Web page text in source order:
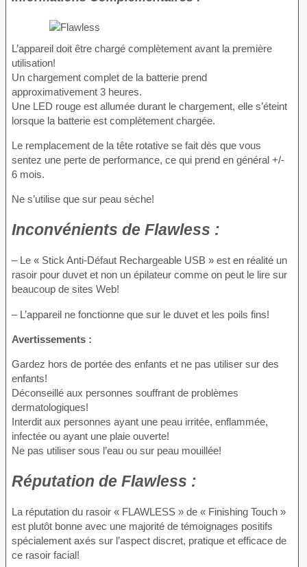
L’appareil doit être chargé complètement avant la première
utilisation!
Un chargement complet de la batterie prend
approximativement 3 heures.
Une LED rouge est allumée durant le chargement, elle s’éteint
lorsque la batterie est complètement chargée.
Le remplacement de la tête rotative se fait dès que vous
sentez une perte de performance, ce qui prend en général +/-
6 mois.
Ne s’utilise que sur peau sèche!
Inconvénients de Flawless :
– Le « Stick Anti-Défaut Rechargeable USB » est en réalité un
rasoir pour duvet et non un épilateur comme on peut le lire sur
beaucoup de sites Web!
– L’appareil ne fonctionne que sur le duvet et les poils fins!
Avertissements :
Gardez hors de portée des enfants et ne pas utiliser sur des
enfants!
Déconseillé aux personnes souffrant de problèmes
dermatologiques!
Interdit aux personnes ayant une peau irritée, enflammée,
infectée ou ayant une plaie ouverte!
Ne pas utiliser sous l’eau ou sur peau mouillée!
Réputation de Flawless :
La réputation du rasoir « FLAWLESS » de « Finishing Touch »
est plutôt bonne avec une majorité de témoignages positifs
spécialement axés sur l’aspect discret, pratique et efficace de
ce rasoir facial!